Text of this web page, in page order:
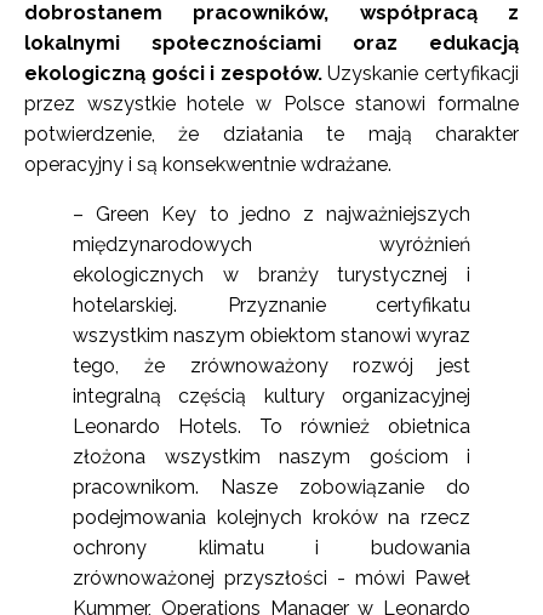
dobrostanem pracowników, współpracą z
lokalnymi społecznościami oraz edukacją
ekologiczną gości i zespołów.Uzyskanie certyfikacji
przez wszystkie hotele w Polsce stanowi formalne
potwierdzenie, że działania te mają charakter
operacyjny i są konsekwentnie wdrażane.
– Green Key to jedno z najważniejszych
międzynarodowych wyróżnień
ekologicznych w branży turystycznej i
hotelarskiej. Przyznanie certyfikatu
wszystkim naszym obiektom stanowi wyraz
tego, że zrównoważony rozwój jest
integralną częścią kultury organizacyjnej
Leonardo Hotels. To również obietnica
złożona wszystkim naszym gościom i
pracownikom. Nasze zobowiązanie do
podejmowania kolejnych kroków na rzecz
ochrony klimatu i budowania
zrównoważonej przyszłości - mówi Paweł
Kummer, Operations Manager w Leonardo